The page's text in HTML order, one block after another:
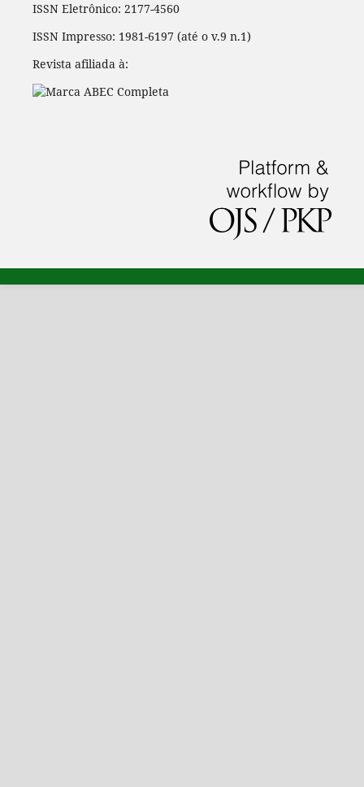
ISSN Eletrônico: 2177-4560
ISSN Impresso: 1981-6197 (até o v.9 n.1)
Revista afiliada à: